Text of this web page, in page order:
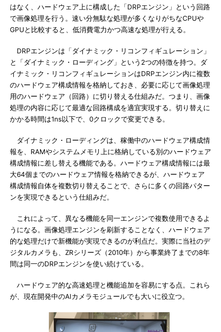
はなく、ハードウェア上に構成した「DRPエンジン」という回路
で画像処理を行う。速い分無駄な処理が多くなりがちなCPUや
GPUと比較すると、低消費電力かつ高速な処理が行える。
DRPエンジンは「ダイナミック・リコンフィギュレーション」
と「ダイナミック・ローディング」という2つの特徴を持つ。ダ
イナミック・リコンフィギュレーションはDRPエンジン内に複数
のハードウェア構成情報を格納しておき、必要に応じて画像処理
用のハードウェア（回路）に切り替える仕組みだ。つまり、画像
処理の内容に応じて最適な回路構成を適宜実現する。切り替えに
かかる時間は1ns以下で、0クロックで変更できる。
ダイナミック・ローディングは、稼働中のハードウェア構成情
報を、RAMやシステムメモリ上に格納している別のハードウェア
構成情報に差し替える機能である。ハードウェア構成情報には最
大64個までのハードウェア情報を格納できるが、ハードウェア
構成情報自体を複数切り替えることで、さらに多くの回路パター
ンを実現できるという仕組みだ。
これによって、異なる機能を同一エンジンで複数使用できるよ
うになる。画像処理エンジンを刷新することなく、ハードウェア
的な処理だけで新機能が実現できるのが利点だ。実際に当社のデ
ジタルカメラも、ZRシリーズ（2010年）から事業終了までの8年
間は同一のDRPエンジンを使い続けている。
ハードウェア的な高速処理と機能追加を容易にする点。これら
が、現在開発中のAIカメラモジュールでも大いに役立つ。